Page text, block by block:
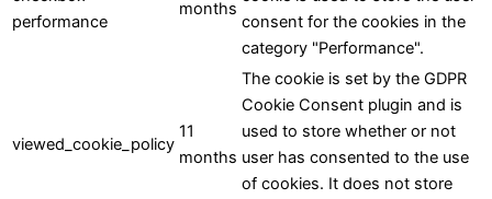
performance
months
consent for the cookies in the
category "Performance".
viewed_cookie_policy
11
months
The cookie is set by the GDPR
Cookie Consent plugin and is
used to store whether or not
user has consented to the use
of cookies. It does not store